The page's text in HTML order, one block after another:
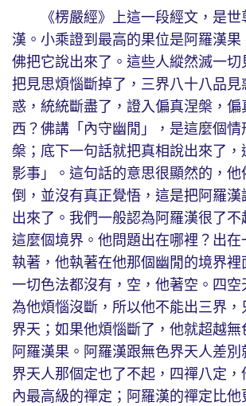
《楞嚴經》上這一段經文，是世
漢。小乘證到最高的果位是阿羅漢果
佛把它說出來了。這些人縱然滅一切
把見思煩惱斷掉了，三界八十八品見
惑，統統斷盡了，證入偏真涅槃，偏
西？佛講「內守幽閒」，是這麼個情
槃；底下一句話就把真相說出來了，
影事」。這句話的意思很顯然的，他
倒，並沒有真正覺悟，這是把阿羅
出來了。我們一般認為阿羅漢很了不
這麼個境界。他問題出在哪裡？出在
執著，他執著在他那個幽閒的境界裡
一切色法都沒有，空，他著空。四空
為他煩惱沒斷，所以他不能出三界
界天；如果他煩惱斷了，他就超越
阿羅漢果。阿羅漢跟無色界天人差
界天人那個定也了不起，四禪八定，
內最高級的禪定；阿羅漢的禪定比